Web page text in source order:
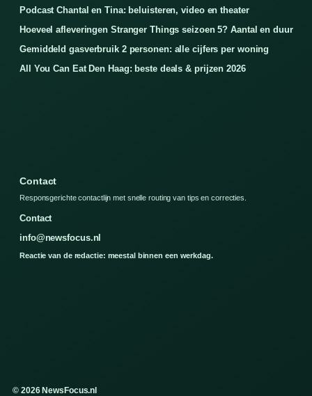
Podcast Chantal en Tina: beluisteren, video en theater
Hoeveel afleveringen Stranger Things seizoen 5? Aantal en duur
Gemiddeld gasverbruik 2 personen: alle cijfers per woning
All You Can Eat Den Haag: beste deals & prijzen 2026
Contact
Responsgerichte contactlijn met snelle routing van tips en correcties.
Contact
info@newsfocus.nl
Reactie van de redactie: meestal binnen een werkdag.
© 2026 NewsFocus.nl